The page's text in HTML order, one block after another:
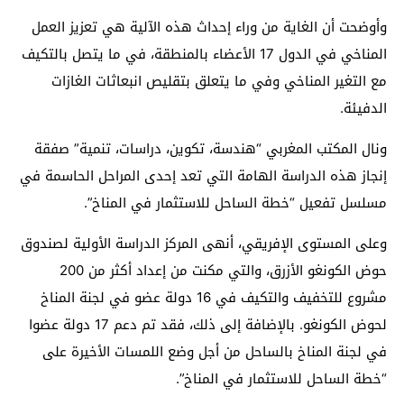
وأوضحت أن الغاية من وراء إحداث هذه الآلية هي تعزيز العمل
المناخي في الدول 17 الأعضاء بالمنطقة، في ما يتصل بالتكيف
مع التغير المناخي وفي ما يتعلق بتقليص انبعاثات الغازات
الدفيئة.
ونال المكتب المغربي “هندسة، تكوين، دراسات، تنمية” صفقة
إنجاز هذه الدراسة الهامة التي تعد إحدى المراحل الحاسمة في
مسلسل تفعيل “خطة الساحل للاستثمار في المناخ”.
وعلى المستوى الإفريقي، أنهى المركز الدراسة الأولية لصندوق
حوض الكونغو الأزرق، والتي مكنت من إعداد أكثر من 200
مشروع للتخفيف والتكيف في 16 دولة عضو في لجنة المناخ
لحوض الكونغو. بالإضافة إلى ذلك، فقد تم دعم 17 دولة عضوا
في لجنة المناخ بالساحل من أجل وضع اللمسات الأخيرة على
“خطة الساحل للاستثمار في المناخ”.